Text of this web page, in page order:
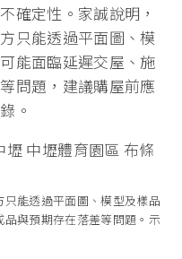
確定性。家誠說明，
只能透過平面圖、模
能面臨延遲交屋、施
問題，建議購屋前應
。
能透過平面圖、模型及樣品
與預期存在落差等問題。示